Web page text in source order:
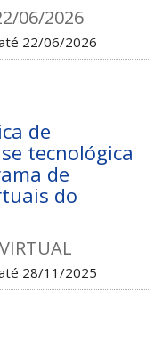
06/2026
22/06/2026
de
tecnológica
de
do
28/11/2025